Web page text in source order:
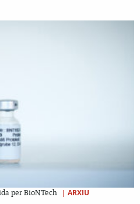
per BioNTech | ARXIU